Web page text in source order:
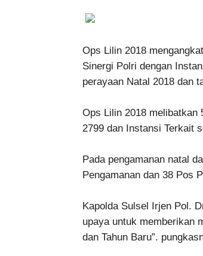
Ops Lilin 2018
Sinergi Polri dengan
perayaan Natal 2018 dan
Ops Lilin 2018 melibatkan
2799 dan Instansi Terkait
Pada pengamanan natal
Pengamanan dan 38 Pos
Kapolda Sulsel Irjen Pol.
upaya untuk memberikan
dan Tahun Baru”.